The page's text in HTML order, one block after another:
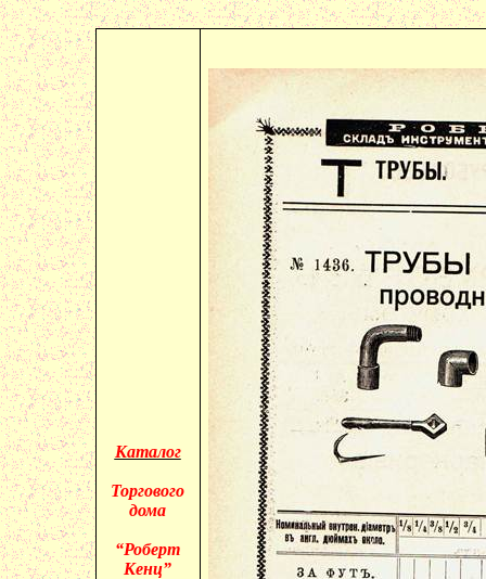
Каталог
Торгового
дома
“Роберт
Кенц”